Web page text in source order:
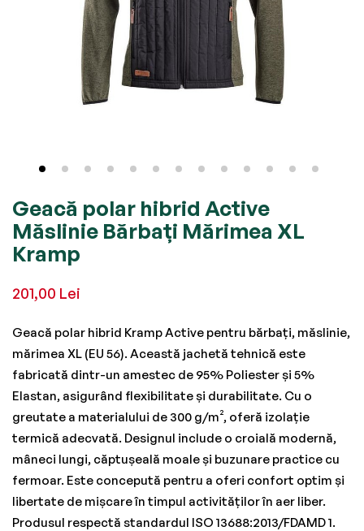
to
the
beginning
the
gallery
Geacă polar hibrid Active
Măslinie Bărbați Mărimea XL
Kramp
201,00 Lei
Geacă polar hibrid Kramp Active pentru bărbați, măslinie,
mărimea XL (EU 56). Această jachetă tehnică este
fabricată dintr-un amestec de 95% Poliester și 5%
Elastan, asigurând flexibilitate și durabilitate. Cu o
greutate a materialului de 300 g/m², oferă izolație
termică adecvată. Designul include o croială modernă,
mâneci lungi, căptușeală moale și buzunare practice cu
fermoar. Este concepută pentru a oferi confort optim și
libertate de mișcare în timpul activităților în aer liber.
Produsul respectă standardul ISO 13688:2013/FDAMD 1.